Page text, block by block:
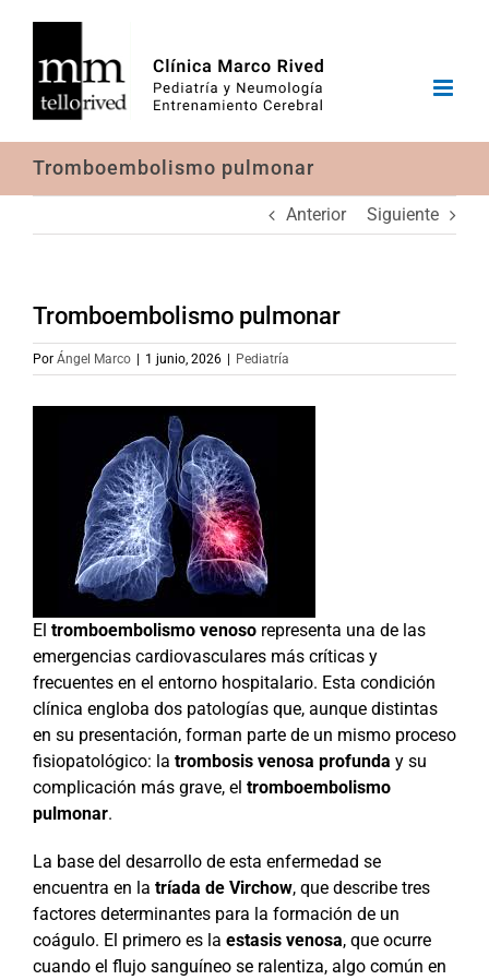
contenido
Tromboembolismo pulmonar
Anterior Siguiente
Tromboembolismo pulmonar
Por Ángel Marco 1 junio, 2026 Pediatría
El tromboembolismo venosorepresenta una de las
emergencias cardiovasculares más críticas y
frecuentes en el entorno hospitalario. Esta condición
clínica engloba dos patologías que, aunque distintas
en su presentación, forman parte de un mismo proceso
fisiopatológico: la trombosis venosa profunda y su
complicación más grave, el tromboembolismo
pulmonar.
La base del desarrollo de esta enfermedad se
encuentra en la tríada de Virchow, que describe tres
factores determinantes para la formación de un
coágulo. El primero es la estasis venosa, que ocurre
cuando el flujo sanguíneo se ralentiza, algo común en